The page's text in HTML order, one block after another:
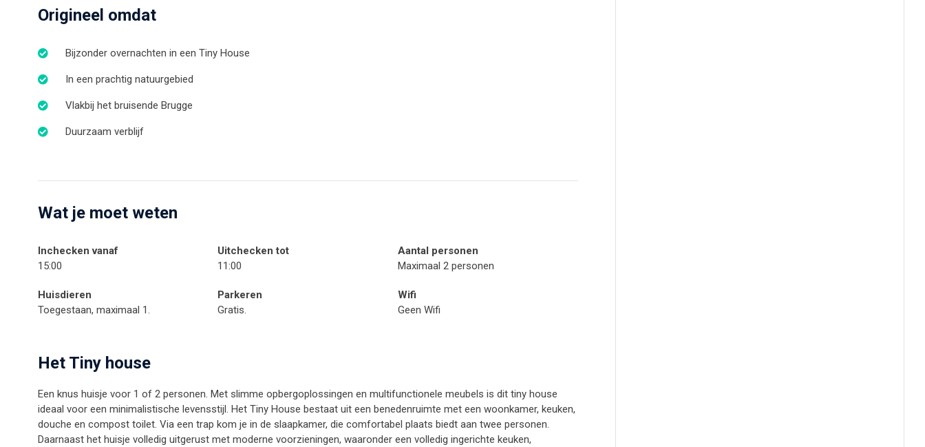
Origineel omdat
Bijzonder overnachten in een Tiny House
In een prachtig natuurgebied
Vlakbij het bruisende Brugge
Duurzaam verblijf
Wat je moet weten
Inchecken vanaf
15:00
Uitchecken tot
11:00
Aantal personen
Maximaal 2 personen
Huisdieren
Toegestaan, maximaal 1.
Parkeren
Gratis.
Wifi
Geen Wifi
Het Tiny house
Een knus huisje voor 1 of 2 personen. Met slimme opbergoplossingen en multifunctionele meubels is dit tiny house
ideaal voor een minimalistische levensstijl. Het Tiny House bestaat uit een benedenruimte met een woonkamer, keuken,
douche en compost toilet. Via een trap kom je in de slaapkamer, die comfortabel plaats biedt aan twee personen.
Daarnaast het huisje volledig uitgerust met moderne voorzieningen, waaronder een volledig ingerichte keuken,